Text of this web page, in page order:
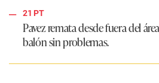
21 PT
Pavez remata desde fuera del
balón sin problemas.